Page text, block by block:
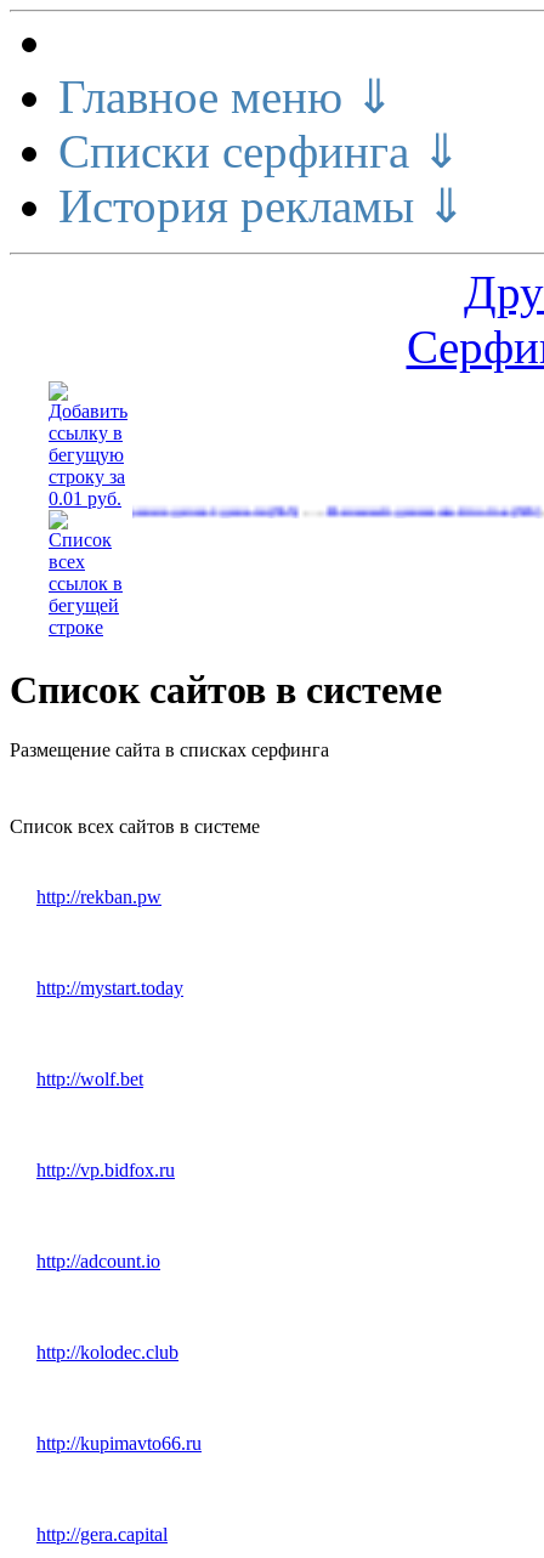
Главное меню ⇓
Списки серфинга ⇓
История рекламы ⇓
Расширение делает деньги(565)…Реальный денежный поток(593)…
Список сайтов в системе
Размещение сайта в списках серфинга
Список всех сайтов в системе
http://rekban.pw
http://mystart.today
http://wolf.bet
http://vp.bidfox.ru
http://adcount.io
http://kolodec.club
http://kupimavto66.ru
http://gera.capital